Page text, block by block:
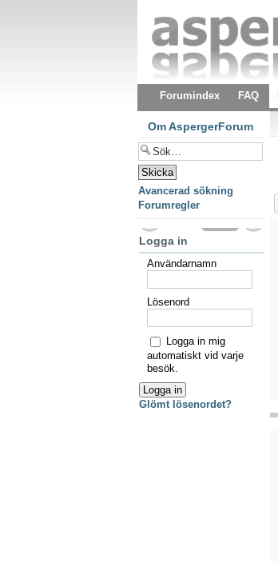
Forumindex FAQ
Om AspergerForum
Avancerad sökning
Forumregler
Logga in
Användarnamn
Lösenord
Logga in mig
automatiskt vid varje
besök.
Glömt lösenordet?